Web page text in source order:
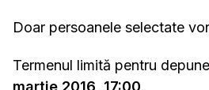
Doar persoanele selectate
Termenul limită pentru